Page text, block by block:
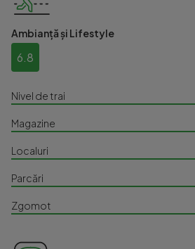
Ambianță și Lifestyle
6.8
Nivel de trai
Magazine
Localuri
Parcări
Zgomot